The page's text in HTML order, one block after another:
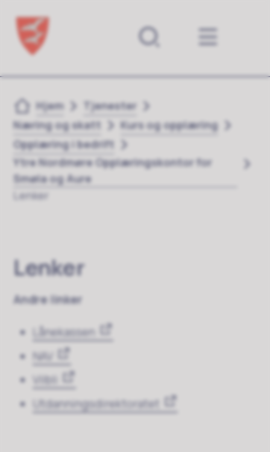
Forsiden
Du er her:
Hjem
Tjenester
Næring og skatt
Kurs og opplæring
Opplæring i bedrift
Ytre Nordmøre Opplæringskontor for
Smøla og Aure
Lenker
Lenker
Andre linker
Lånekassen
NAV
Vilbli
Utdanningsdirektoratet